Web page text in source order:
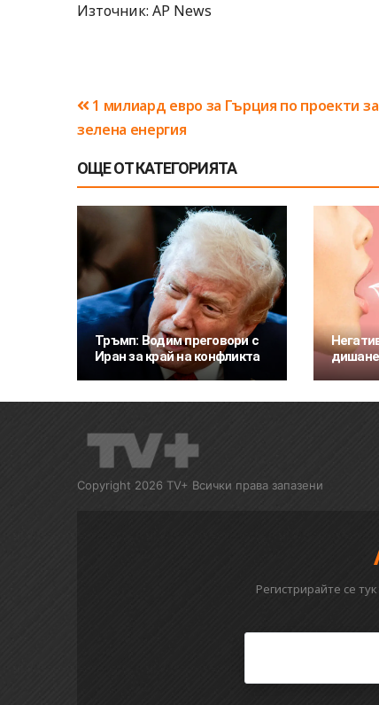
Източник: AP News
Навигация
1 милиард евро за Гърция по проекти за
зелена енергия
ОЩЕ ОТ КАТЕГОРИЯТА
Тръмп: Водим преговори с
Иран за край на конфликта
Copyright 2026 TV+ Всички права запазени
Регистрирайте се